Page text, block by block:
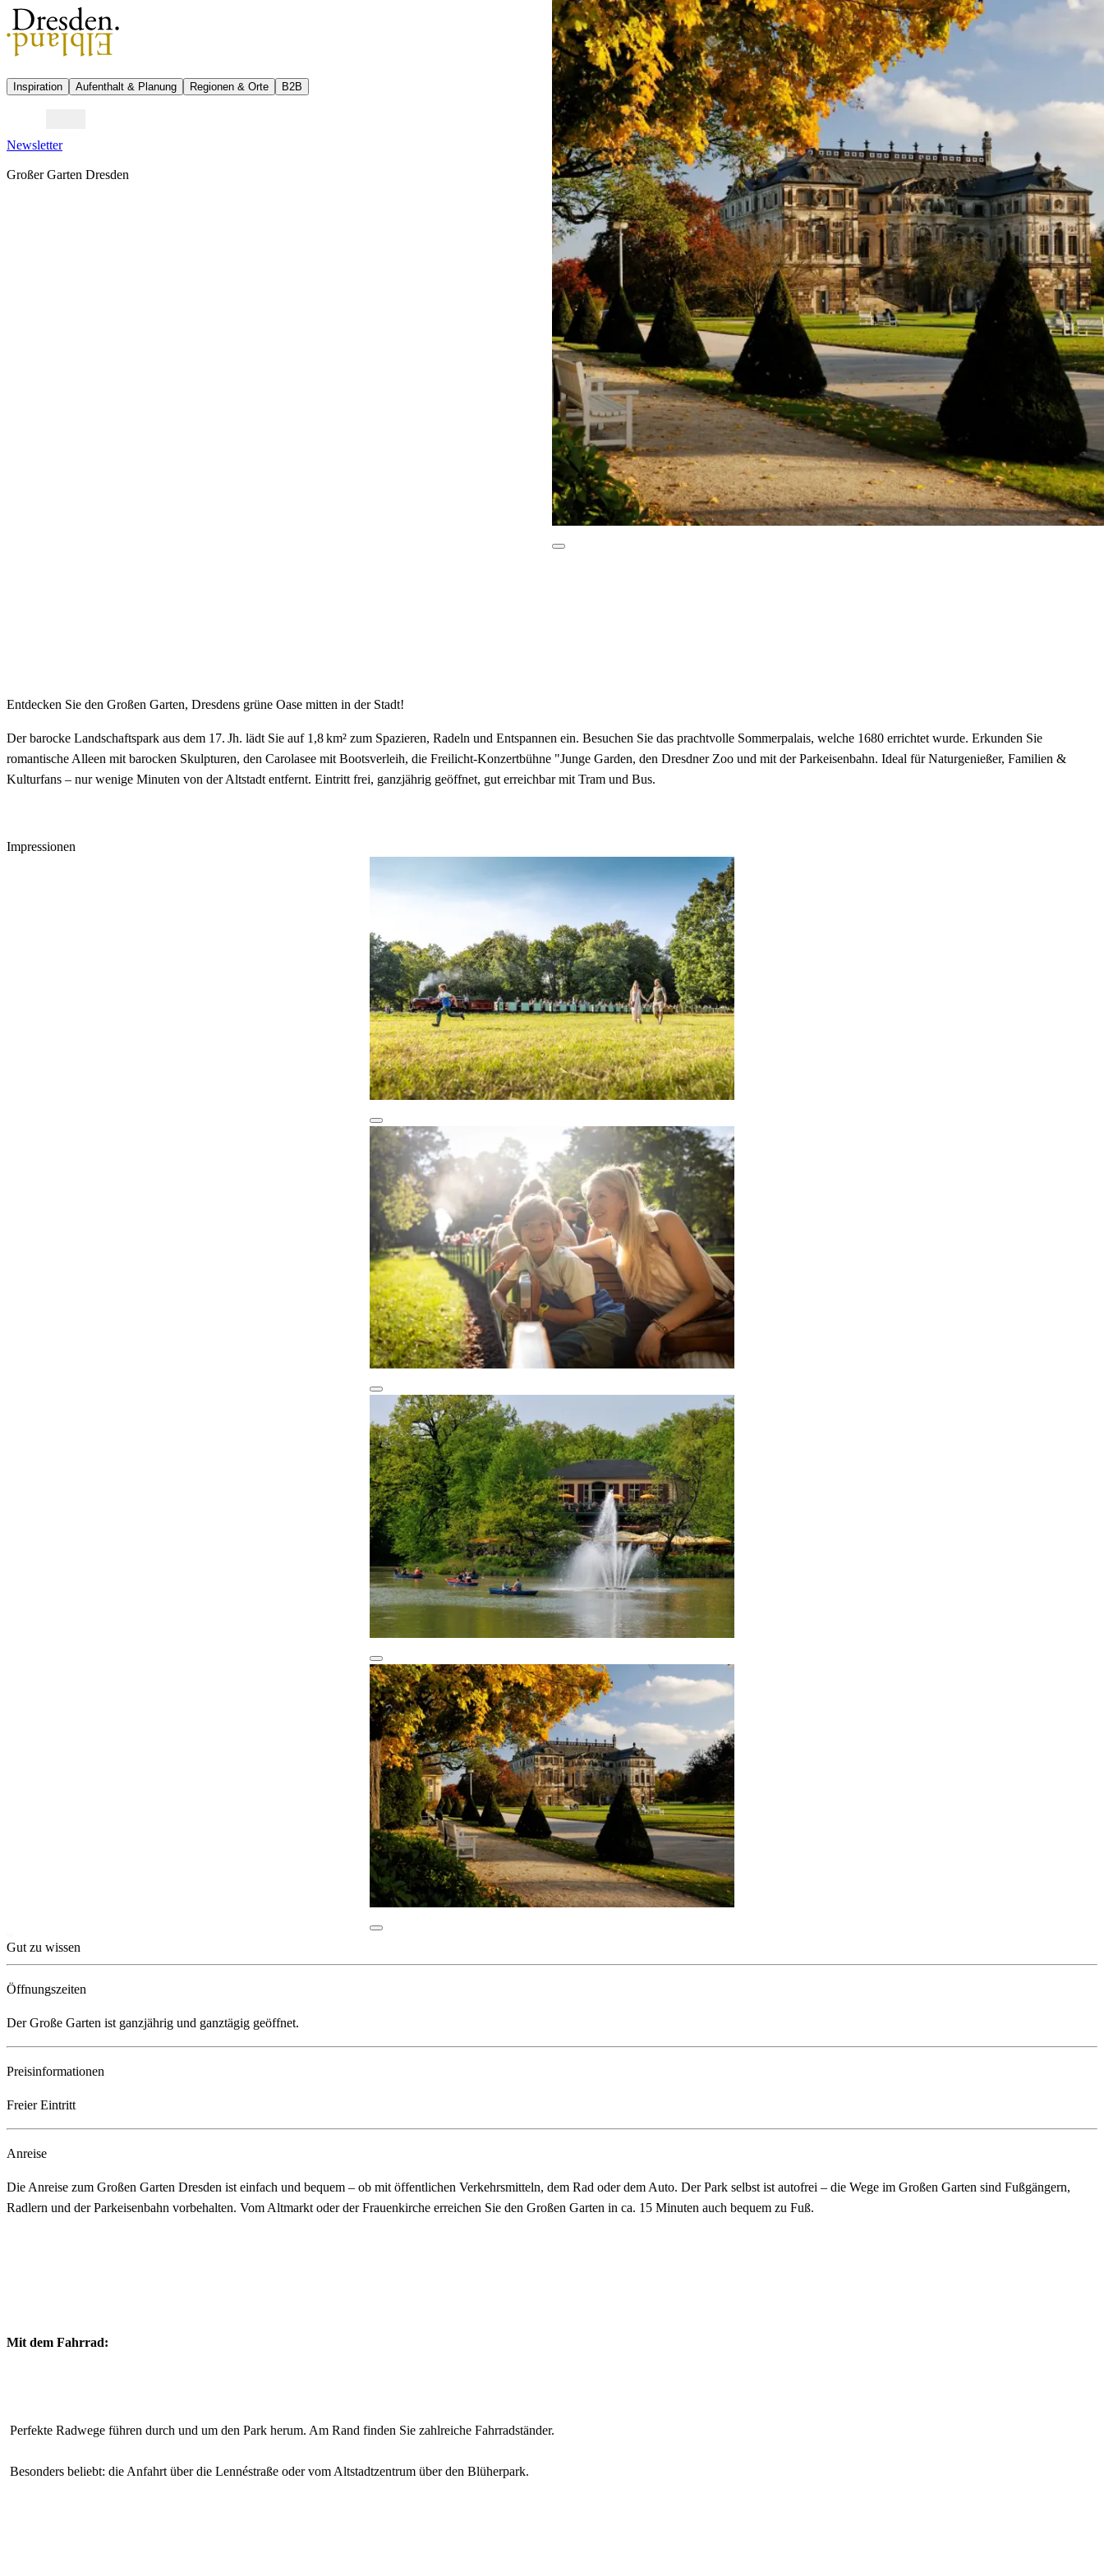
Inspiration Aufenthalt & Planung Regionen & Orte B2B
Newsletter
Großer Garten Dresden
Entdecken Sie den Großen Garten, Dresdens grüne Oase mitten in der Stadt!
Der barocke Landschaftspark aus dem 17. Jh. lädt Sie auf 1,8 km² zum Spazieren, Radeln und Entspannen ein. Besuchen Sie das prachtvolle Sommerpalais, welche 1680 errichtet wurde. Erkunden Sie
romantische Alleen mit barocken Skulpturen, den Carolasee mit Bootsverleih, die Freilicht-Konzertbühne "Junge Garden, den Dresdner Zoo und mit der Parkeisenbahn. Ideal für Naturgenießer, Familien &
Kulturfans – nur wenige Minuten von der Altstadt entfernt. Eintritt frei, ganzjährig geöffnet, gut erreichbar mit Tram und Bus.
Impressionen
Gut zu wissen
Öffnungszeiten
Der Große Garten ist ganzjährig und ganztägig geöffnet.
Preisinformationen
Freier Eintritt
Anreise
Die Anreise zum Großen Garten Dresden ist einfach und bequem – ob mit öffentlichen Verkehrsmitteln, dem Rad oder dem Auto. Der Park selbst ist autofrei – die Wege im Großen Garten sind Fußgängern,
Radlern und der Parkeisenbahn vorbehalten. Vom Altmarkt oder der Frauenkirche erreichen Sie den Großen Garten in ca. 15 Minuten auch bequem zu Fuß.
Mit dem Fahrrad:
Perfekte Radwege führen durch und um den Park herum. Am Rand finden Sie zahlreiche Fahrradständer.
Besonders beliebt: die Anfahrt über die Lennéstraße oder vom Altstadtzentrum über den Blüherpark.